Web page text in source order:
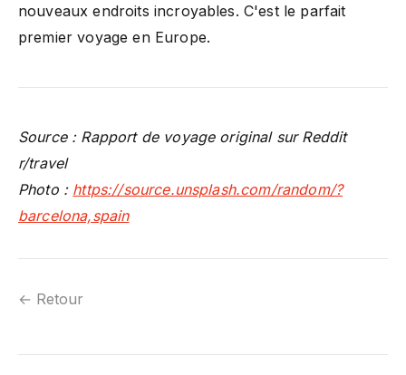
nouveaux endroits incroyables. C'est le parfait
premier voyage en Europe.
Source : Rapport de voyage original sur Reddit
r/travel
Photo : https://source.unsplash.com/random/?
barcelona,spain
← Retour